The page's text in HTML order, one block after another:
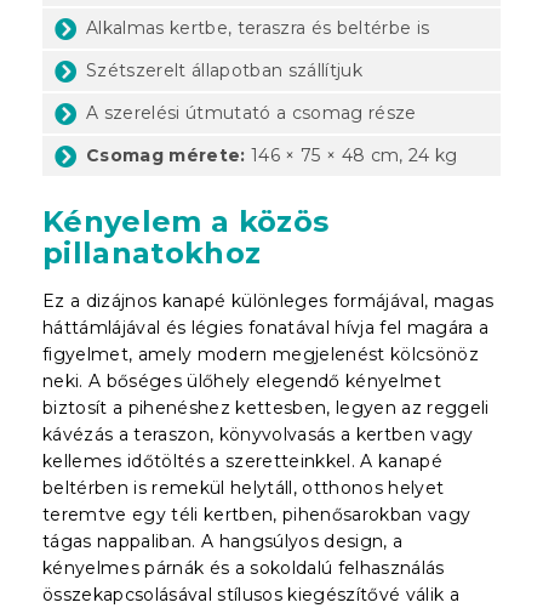
Alkalmas kertbe, teraszra és beltérbe is
Szétszerelt állapotban szállítjuk
A szerelési útmutató a csomag része
Csomag mérete: 146 × 75 × 48 cm, 24 kg
Kényelem a közös
pillanatokhoz
Ez a dizájnos kanapé különleges formájával, magas
háttámlájával és légies fonatával hívja fel magára a
figyelmet, amely modern megjelenést kölcsönöz
neki. A bőséges ülőhely elegendő kényelmet
biztosít a pihenéshez kettesben, legyen az reggeli
kávézás a teraszon, könyvolvasás a kertben vagy
kellemes időtöltés a szeretteinkkel. A kanapé
beltérben is remekül helytáll, otthonos helyet
teremtve egy téli kertben, pihenősarokban vagy
tágas nappaliban. A hangsúlyos design, a
kényelmes párnák és a sokoldalú felhasználás
összekapcsolásával stílusos kiegészítővé válik a